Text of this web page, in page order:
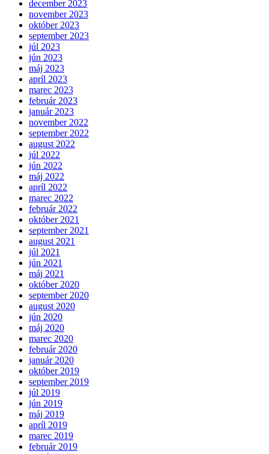
december 2023
november 2023
október 2023
september 2023
júl 2023
jún 2023
máj 2023
apríl 2023
marec 2023
február 2023
január 2023
november 2022
september 2022
august 2022
júl 2022
jún 2022
máj 2022
apríl 2022
marec 2022
február 2022
október 2021
september 2021
august 2021
júl 2021
jún 2021
máj 2021
október 2020
september 2020
august 2020
jún 2020
máj 2020
marec 2020
február 2020
január 2020
október 2019
september 2019
júl 2019
jún 2019
máj 2019
apríl 2019
marec 2019
február 2019